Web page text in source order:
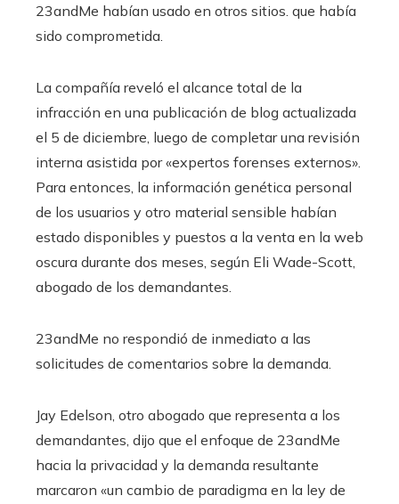
23andMe habían usado en otros sitios. que había
sido comprometida.
La compañía reveló el alcance total de la
infracción en una publicación de blog actualizada
el 5 de diciembre, luego de completar una revisión
interna asistida por «expertos forenses externos».
Para entonces, la información genética personal
de los usuarios y otro material sensible habían
estado disponibles y puestos a la venta en la web
oscura durante dos meses, según Eli Wade-Scott,
abogado de los demandantes.
23andMe no respondió de inmediato a las
solicitudes de comentarios sobre la demanda.
Jay Edelson, otro abogado que representa a los
demandantes, dijo que el enfoque de 23andMe
hacia la privacidad y la demanda resultante
marcaron «un cambio de paradigma en la ley de